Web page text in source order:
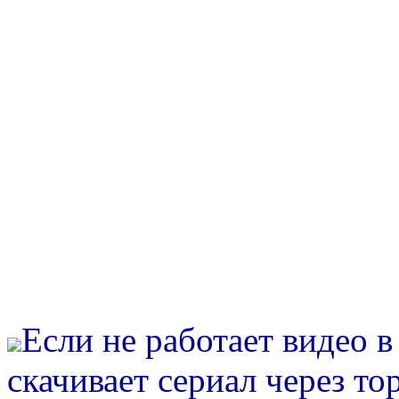
Если не работает видео
скачивает сериал через